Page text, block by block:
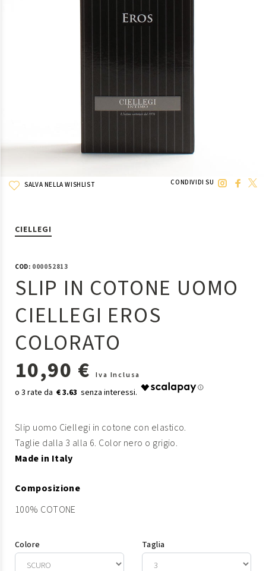
SALVA NELLA WISHLIST CONDIVIDI SU
CIELLEGI
COD:000052813
SLIP IN COTONE UOMO
CIELLEGI EROS
COLORATO
10,90 €
Iva Inclusa
€ 3.63
Slip uomo Ciellegi in cotone con elastico.
Taglie dalla 3 alla 6. Color nero o grigio.
Made in Italy
Composizione
100% COTONE
Colore Taglia